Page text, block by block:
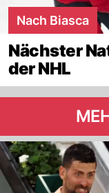
Nach Biasca
Nächster
der NHL